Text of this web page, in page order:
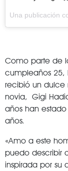
Una publicación
Como parte de
cumpleaños
recibió un dulce
novia, Gigi
años han
años.
«Amo a este
puedo describir
inspirada por su